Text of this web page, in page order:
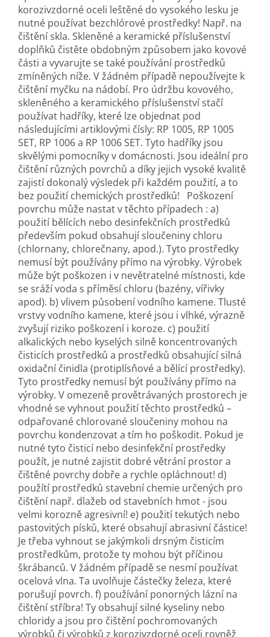
korozivzdorné oceli leštěné do vysokého lesku je
nutné používat bezchlórové prostředky! Např. na
čištění skla. Skleněné a keramické příslušenství
doplňků čistěte obdobným způsobem jako kovové
části a vyvarujte se také používání prostředků
zmíněných níže. V žádném případě nepoužívejte k
čištění myčku na nádobí. Pro údržbu kovového,
skleněného a keramického příslušenství stačí
používat hadříky, které lze objednat pod
následujícími artiklovými čísly: RP 1005, RP 1005
SET, RP 1006 a RP 1006 SET. Tyto hadříky jsou
skvělými pomocníky v domácnosti. Jsou ideální pro
čištění různých povrchů a díky jejich vysoké kvalitě
zajistí dokonalý výsledek při každém použití, a to
bez použití chemických prostředků! Poškození
povrchu může nastat v těchto případech : a)
použití bělících nebo desinfekčních prostředků
především pokud obsahují sloučeniny chloru
(chlornany, chlorečnany, apod.). Tyto prostředky
nemusí být používány přímo na výrobky. Výrobek
může být poškozen i v nevětratelné místnosti, kde
se sráží voda s příměsí chloru (bazény, vířivky
apod). b) vlivem působení vodního kamene. Tlusté
vrstvy vodního kamene, které jsou i vlhké, výrazně
zvyšují riziko poškození i koroze. c) použití
alkalických nebo kyselých silně koncentrovaných
čisticích prostředků a prostředků obsahující silná
oxidační činidla (protiplísňové a bělící prostředky).
Tyto prostředky nemusí být používány přímo na
výrobky. V omezeně provětrávaných prostorech je
vhodné se vyhnout použití těchto prostředků –
odpařované chlorované sloučeniny mohou na
povrchu kondenzovat a tím ho poškodit. Pokud je
nutné tyto čisticí nebo desinfekční prostředky
použít, je nutné zajistit dobré větrání prostor a
čištěné povrchy dobře a rychle opláchnout! d)
použítí prostředků stavební chemie určených pro
čištění např. dlažeb od stavebních hmot - jsou
velmi korozně agresivní! e) použití tekutých nebo
pastovitých písků, které obsahují abrasivní částice!
Je třeba vyhnout se jakýmkoli drsným čisticím
prostředkům, protože ty mohou být příčinou
škrábanců. V žádném případě se nesmí používat
ocelová vlna. Ta uvolňuje částečky železa, které
porušují povrch. f) používání ponorných lázní na
čištění stříbra! Ty obsahují silné kyseliny nebo
chloridy a jsou pro čištění pochromovaných
výrobků či výrobků z korozivzdorné oceli rovněž